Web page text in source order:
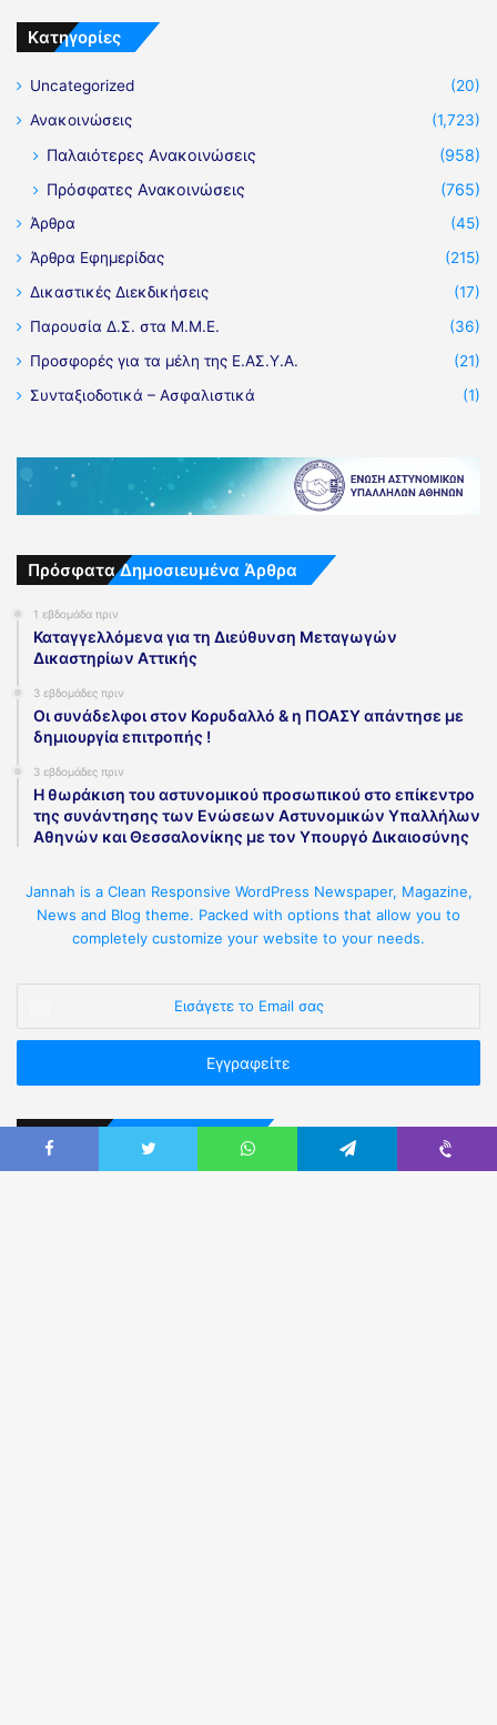
Kατηγορίες
Uncategorized
(20)
Ανακοινώσεις
(1,723)
Παλαιότερες Ανακοινώσεις
(958)
Πρόσφατες Ανακοινώσεις
(765)
Άρθρα
(45)
Άρθρα Εφημερίδας
(215)
Δικαστικές Διεκδικήσεις
(17)
Παρουσία Δ.Σ. στα Μ.Μ.Ε.
(36)
Προσφορές για τα μέλη της Ε.ΑΣ.Υ.Α.
(21)
Συνταξιοδοτικά – Ασφαλιστικά
(1)
Πρόσφατα Δημοσιευμένα Άρθρα
1 εβδομάδα πριν
Καταγγελλόμενα για τη Διεύθυνση Μεταγωγών
Δικαστηρίων Αττικής
3 εβδομάδες πριν
Οι συνάδελφοι στον Κορυδαλλό & η ΠΟΑΣΥ απάντησε με
δημιουργία επιτροπής !
3 εβδομάδες πριν
Η θωράκιση του αστυνομικού προσωπικού στο επίκεντρο
της συνάντησης των Ενώσεων Αστυνομικών Υπαλλήλων
Αθηνών και Θεσσαλονίκης με τον Υπουργό Δικαιοσύνης
Jannah is a Clean Responsive WordPress Newspaper, Magazine,
News and Blog theme. Packed with options that allow you to
completely customize your website to your needs.
Επικοινωνήστε Μαζί μας